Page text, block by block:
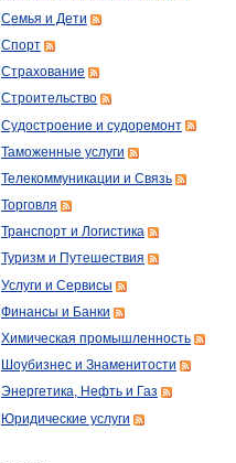
Семья и Дети
Спорт
Страхование
Строительство
Судостроение и судоремонт
Таможенные услуги
Телекоммуникации и Связь
Торговля
Транспорт и Логистика
Туризм и Путешествия
Услуги и Сервисы
Финансы и Банки
Химическая промышленность
Шоубизнес и Знаменитости
Энергетика, Нефть и Газ
Юридические услуги